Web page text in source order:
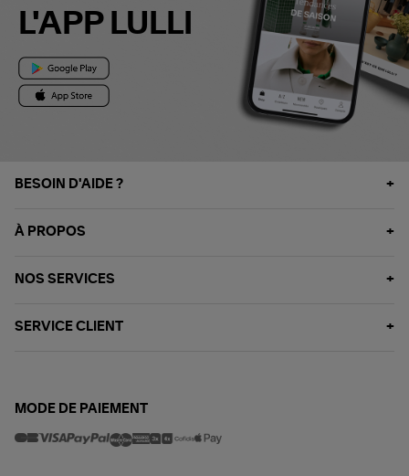
L'APP LULLI
BESOIN D'AIDE ?
À PROPOS
NOS SERVICES
SERVICE CLIENT
MODE DE PAIEMENT